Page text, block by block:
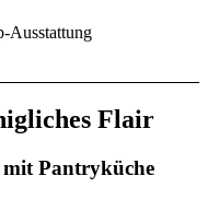
Ausstattung
Flair
mit Pantryküche